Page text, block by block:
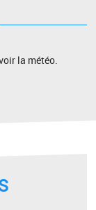
la météo.